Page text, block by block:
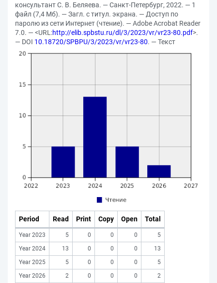
консультант С. В. Беляева. — Санкт-Петербург, 2022. — 1
файл (7,4 Мб). — Загл. с титул. экрана. — Доступ по
паролю из сети Интернет (чтение). — Adobe Acrobat Reader
7.0. — <URL:http://elib.spbstu.ru/dl/3/2023/vr/vr23-80.pdf>.
— DOI 10.18720/SPBPU/3/2023/vr/vr23-80. — Текст
Period Read Print Copy Open Total
Year 2023 5 0 0 0
5
Year 2024
13 0 0 0
13
Year 2025
5 0 0 0
5
Year 2026
2 0 0 0
2